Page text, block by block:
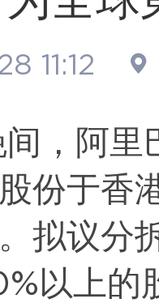
11:12
，阿里
份于香
拟议分
以上的